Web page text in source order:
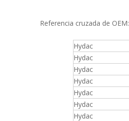
Referencia cruzada de OEM:
Hydac
Hydac
Hydac
Hydac
Hydac
Hydac
Hydac